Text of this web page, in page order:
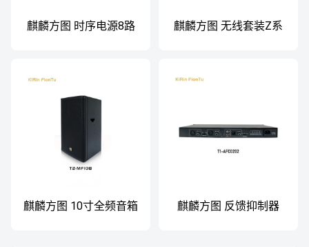
麒麟方图 时序电源8路
麒麟方图 无线套装Z系
麒麟方图 10寸全频音箱
麒麟方图 反馈抑制器